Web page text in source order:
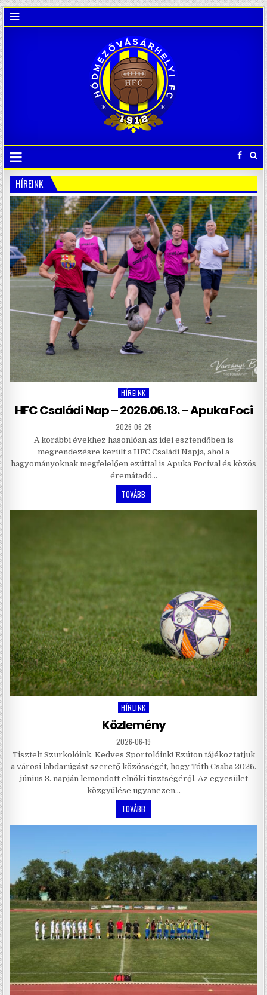
HÍREINK
Posted
in
HÍREINK
HFC Családi Nap – 2026.06.13. – Apuka Foci
2026-06-25
A korábbi évekhez hasonlóan az idei esztendőben is
megrendezésre került a HFC Családi Napja, ahol a
hagyományoknak megfelelően ezúttal is Apuka Focival és közös
éremátadó…
TOVÁBB
Posted
in
HÍREINK
Közlemény
2026-06-19
Tisztelt Szurkolóink, Kedves Sportolóink! Ezúton tájékoztatjuk
a városi labdarúgást szerető közösségét, hogy Tóth Csaba 2026.
június 8. napján lemondott elnöki tisztségéről. Az egyesület
közgyűlése ugyanezen…
TOVÁBB